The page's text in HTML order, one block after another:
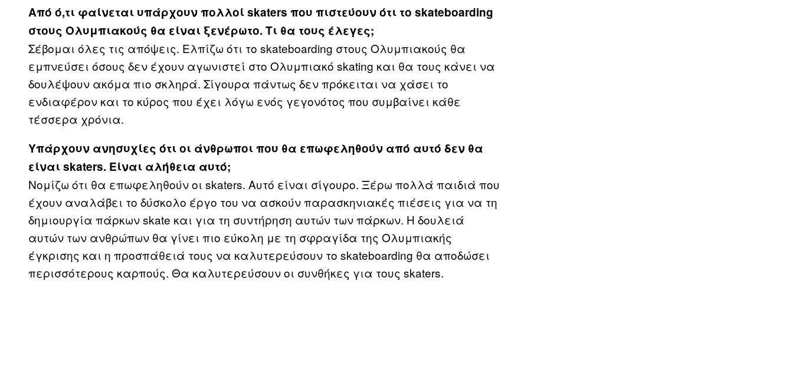
Από ό,τι φαίνεται υπάρχουν πολλοίskaters που πιστεύουν ότι το skateboarding
στους Ολυμπιακούς θα είναι ξενέρωτο. Τι θα τους έλεγες;
Σέβομαι όλες τις απόψεις. Ελπίζω ότι το skateboarding στους Ολυμπιακούς θα
εμπνεύσει όσους δεν έχουν αγωνιστεί στο Ολυμπιακό skating και θα τους κάνει να
δουλέψουν ακόμα πιο σκληρά. Σίγουρα πάντως δεν πρόκειται να χάσει το
ενδιαφέρον και το κύρος που έχει λόγω ενός γεγονότος που συμβαίνει κάθε
τέσσερα χρόνια.
Υπάρχουν ανησυχίες ότι οι άνθρωποι που θα επωφεληθούν από αυτό δεν θα
είναιskaters. Είναι αλήθεια αυτό;
Νομίζω ότι θα επωφεληθούν οι skaters. Αυτό είναι σίγουρο. Ξέρω πολλά παιδιά που
έχουν αναλάβει το δύσκολο έργο του να ασκούν παρασκηνιακές πιέσεις για να τη
δημιουργία πάρκων skate και για τη συντήρηση αυτών των πάρκων. Η δουλειά
αυτών των ανθρώπων θα γίνει πιο εύκολη με τη σφραγίδα της Ολυμπιακής
έγκρισης και η προσπάθειά τους να καλυτερεύσουν το skateboarding θα αποδώσει
περισσότερους καρπούς. Θα καλυτερεύσουν οι συνθήκες για τους skaters.